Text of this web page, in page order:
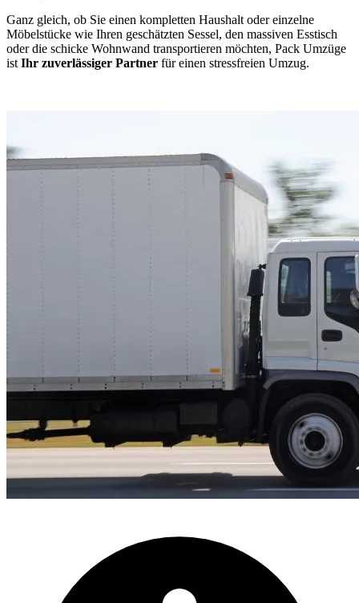
Ganz gleich, ob Sie einen kompletten Haushalt oder einzelne
Möbelstücke wie Ihren geschätzten Sessel, den massiven Esstisch
oder die schicke Wohnwand transportieren möchten, Pack Umzüge
ist Ihr zuverlässiger Partner für einen stressfreien Umzug.